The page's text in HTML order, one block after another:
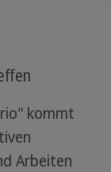
kommt
Arbeiten